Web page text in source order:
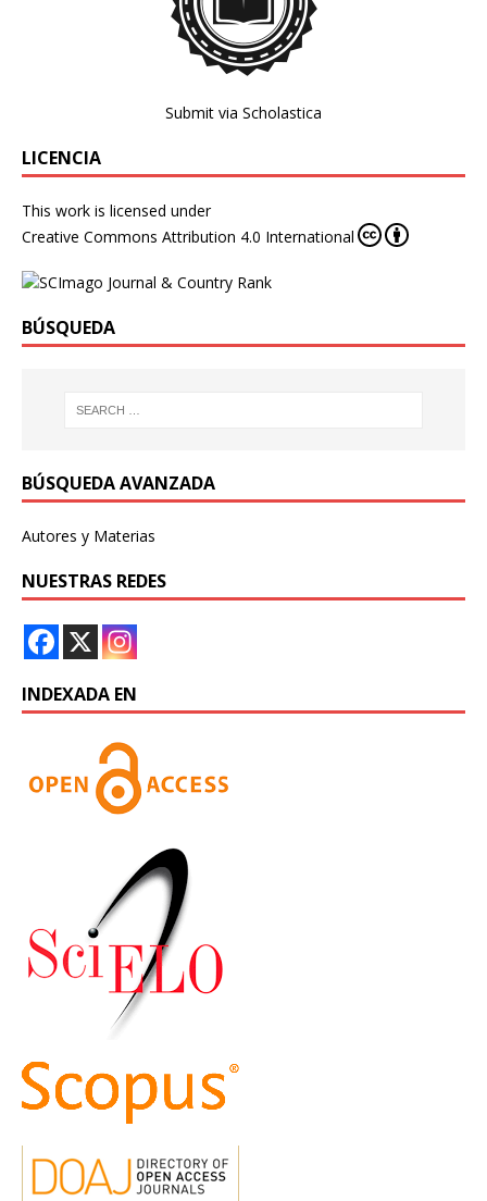
Submit via Scholastica
LICENCIA
This work is licensed under
Creative Commons Attribution 4.0 International
BÚSQUEDA
BÚSQUEDA AVANZADA
Autores y Materias
NUESTRAS REDES
INDEXADA EN